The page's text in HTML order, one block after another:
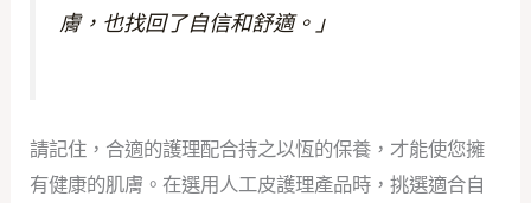
膚，也找回了自信和舒適。」
請記住，合適的護理配合持之以恆的保養，才能使您擁
有健康的肌膚。在選用人工皮護理產品時，挑選適合自